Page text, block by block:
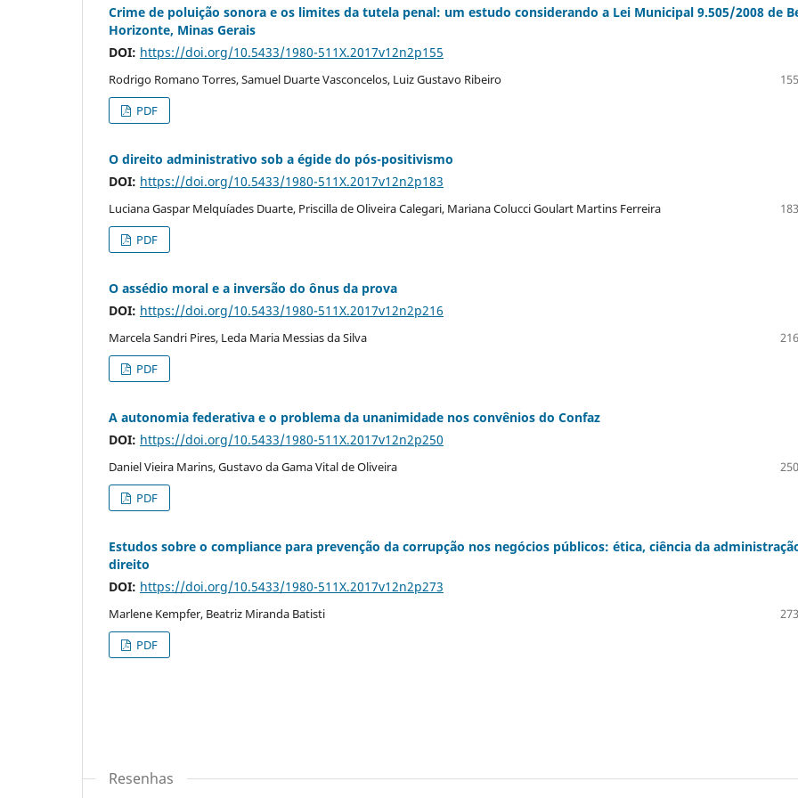
Crime de poluição sonora e os limites da tutela penal: um estudo considerando a Lei Municipal 9.505/2008 de
Horizonte, Minas Gerais
DOI: https://doi.org/10.5433/1980-511X.2017v12n2p155
Rodrigo Romano Torres, Samuel Duarte Vasconcelos, Luiz Gustavo Ribeiro
PDF
O direito administrativo sob a égide do pós-positivismo
DOI: https://doi.org/10.5433/1980-511X.2017v12n2p183
Luciana Gaspar Melquíades Duarte, Priscilla de Oliveira Calegari, Mariana Colucci Goulart Martins Ferreira
PDF
O assédio moral e a inversão do ônus da prova
DOI: https://doi.org/10.5433/1980-511X.2017v12n2p216
Marcela Sandri Pires, Leda Maria Messias da Silva
PDF
A autonomia federativa e o problema da unanimidade nos convênios do Confaz
DOI: https://doi.org/10.5433/1980-511X.2017v12n2p250
Daniel Vieira Marins, Gustavo da Gama Vital de Oliveira
PDF
Estudos sobre o compliance para prevenção da corrupção nos negócios públicos: ética, ciência da
direito
DOI: https://doi.org/10.5433/1980-511X.2017v12n2p273
Marlene Kempfer, Beatriz Miranda Batisti
PDF
Resenhas